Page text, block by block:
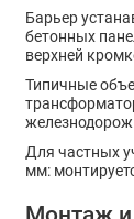
Барьер
бетонных
верхней
Типичные
Для частных
мм: